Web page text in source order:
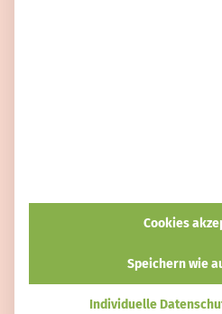
Holunderblütenzucker
Alternative zu
Cookies
Speichern wie
Individuelle